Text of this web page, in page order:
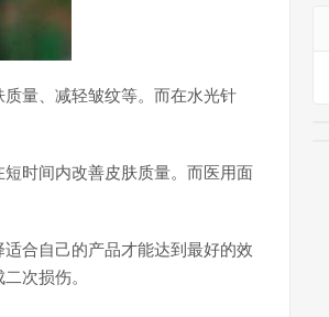
量、减轻皱纹等。而在水光针
时间内改善皮肤质量。而医用面
合自己的产品才能达到最好的效
次损伤。